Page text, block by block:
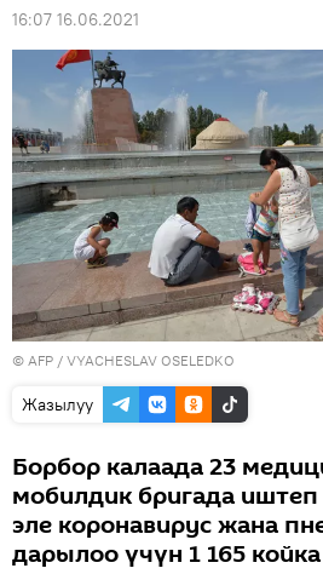
16:07 16.06.2021
© AFP / VYACHESLAV OSELEDKO
Жазылуу
Борбор калаада 23
мобилдик бригада
эле коронавирус жана
дарылоо үчүн 1 165